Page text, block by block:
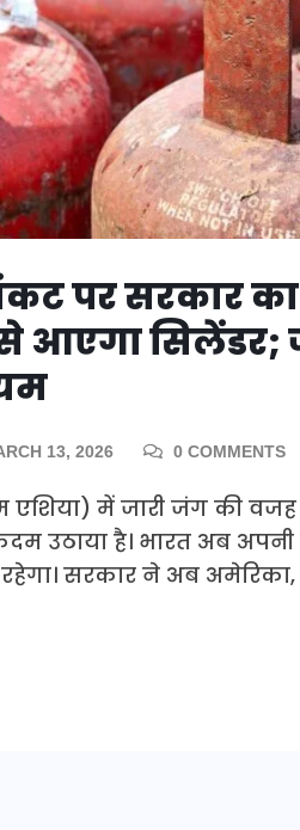
पर सरकार
आएगा सिलेंडर;
13, 2026 0 COMMENTS
एशिया) में जारी जंग की
उठाया है। भारत अब
सरकार ने अब